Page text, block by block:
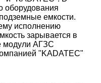
оборудования
емкости.
исполнению
зарывается в
модули АГЗС
"KADATEC"